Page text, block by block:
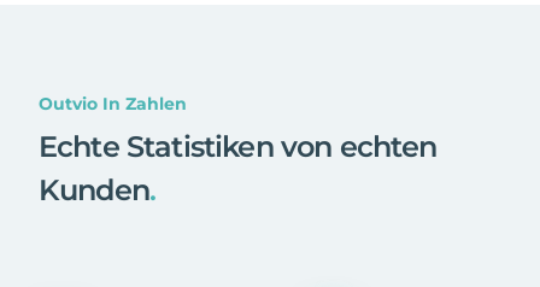
Outvio In Zahlen
Echte Statistiken von echten
Kunden.